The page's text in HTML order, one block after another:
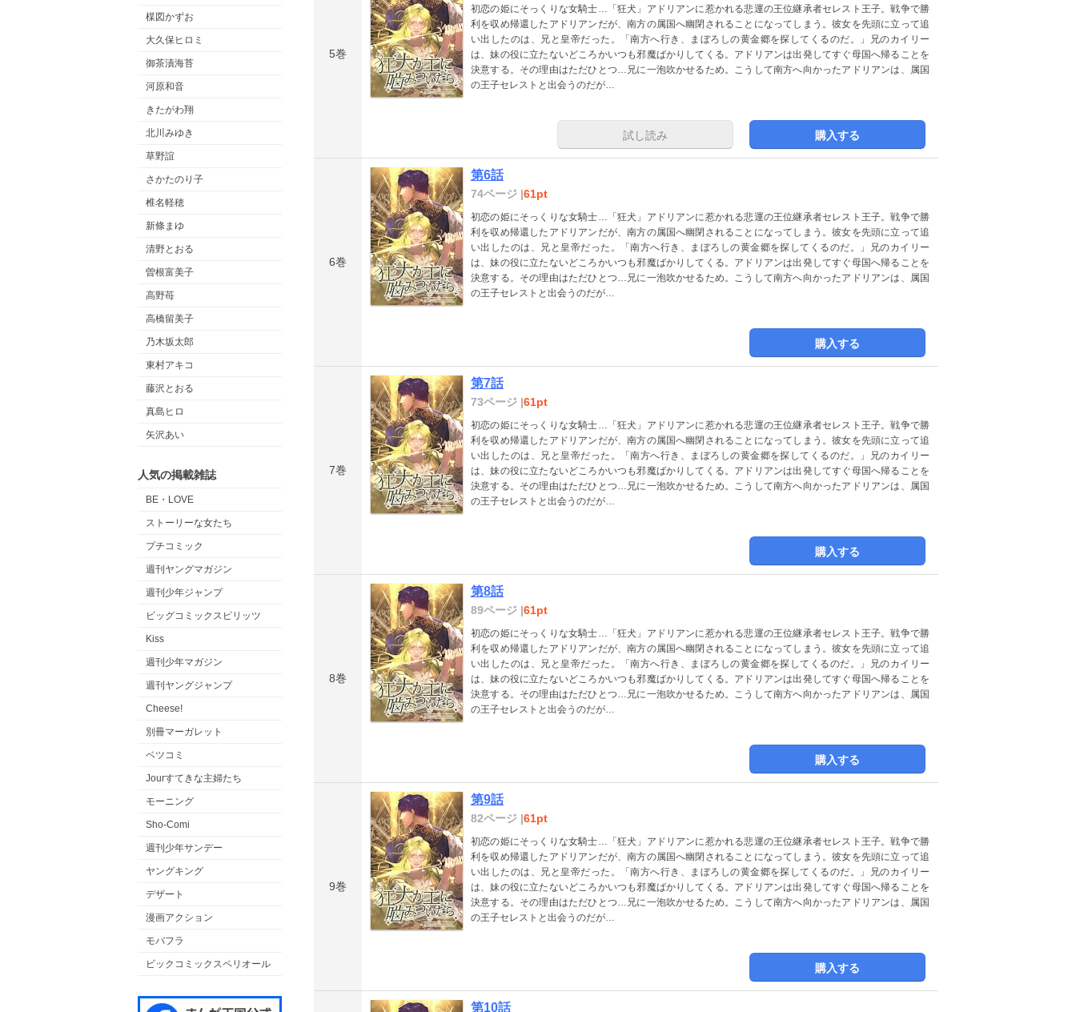
楳図かずお
大久保ヒロミ
御茶漬海苔
河原和音
きたがわ翔
北川みゆき
草野誼
さかたのり子
椎名軽穂
新條まゆ
清野とおる
曽根富美子
高野苺
高橋留美子
乃木坂太郎
東村アキコ
藤沢とおる
真島ヒロ
矢沢あい
人気の掲載雑誌
BE・LOVE
ストーリーな女たち
プチコミック
週刊ヤングマガジン
週刊少年ジャンプ
ビッグコミックスピリッツ
Kiss
週刊少年マガジン
週刊ヤングジャンプ
Cheese!
別冊マーガレット
ベツコミ
Jourすてきな主婦たち
モーニング
Sho-Comi
週刊少年サンデー
ヤングキング
デザート
漫画アクション
モバフラ
ビックコミックスペリオール
5巻
初恋の姫にそっくりな女騎士…「狂犬」アドリアンに惹かれる悲運の王位継承者セレスト王子。戦争で勝
利を収め帰還したアドリアンだが、南方の属国へ幽閉されることになってしまう。彼女を先頭に立って追
い出したのは、兄と皇帝だった。「南方へ行き、まぼろしの黄金郷を探してくるのだ。」兄のカイリー
は、妹の役に立たないどころかいつも邪魔ばかりしてくる。アドリアンは出発してすぐ母国へ帰ることを
決意する。その理由はただひとつ…兄に一泡吹かせるため。こうして南方へ向かったアドリアンは、属国
の王子セレストと出会うのだが…
試し読み 購入する
6巻
第6話
74ページ |61pt
初恋の姫にそっくりな女騎士…「狂犬」アドリアンに惹かれる悲運の王位継承者セレスト王子。戦争で勝
利を収め帰還したアドリアンだが、南方の属国へ幽閉されることになってしまう。彼女を先頭に立って追
い出したのは、兄と皇帝だった。「南方へ行き、まぼろしの黄金郷を探してくるのだ。」兄のカイリー
は、妹の役に立たないどころかいつも邪魔ばかりしてくる。アドリアンは出発してすぐ母国へ帰ることを
決意する。その理由はただひとつ…兄に一泡吹かせるため。こうして南方へ向かったアドリアンは、属国
の王子セレストと出会うのだが…
購入する
7巻
第7話
73ページ |61pt
初恋の姫にそっくりな女騎士…「狂犬」アドリアンに惹かれる悲運の王位継承者セレスト王子。戦争で勝
利を収め帰還したアドリアンだが、南方の属国へ幽閉されることになってしまう。彼女を先頭に立って追
い出したのは、兄と皇帝だった。「南方へ行き、まぼろしの黄金郷を探してくるのだ。」兄のカイリー
は、妹の役に立たないどころかいつも邪魔ばかりしてくる。アドリアンは出発してすぐ母国へ帰ることを
決意する。その理由はただひとつ…兄に一泡吹かせるため。こうして南方へ向かったアドリアンは、属国
の王子セレストと出会うのだが…
購入する
8巻
第8話
89ページ |61pt
初恋の姫にそっくりな女騎士…「狂犬」アドリアンに惹かれる悲運の王位継承者セレスト王子。戦争で勝
利を収め帰還したアドリアンだが、南方の属国へ幽閉されることになってしまう。彼女を先頭に立って追
い出したのは、兄と皇帝だった。「南方へ行き、まぼろしの黄金郷を探してくるのだ。」兄のカイリー
は、妹の役に立たないどころかいつも邪魔ばかりしてくる。アドリアンは出発してすぐ母国へ帰ることを
決意する。その理由はただひとつ…兄に一泡吹かせるため。こうして南方へ向かったアドリアンは、属国
の王子セレストと出会うのだが…
購入する
9巻
第9話
82ページ |61pt
初恋の姫にそっくりな女騎士…「狂犬」アドリアンに惹かれる悲運の王位継承者セレスト王子。戦争で勝
利を収め帰還したアドリアンだが、南方の属国へ幽閉されることになってしまう。彼女を先頭に立って追
い出したのは、兄と皇帝だった。「南方へ行き、まぼろしの黄金郷を探してくるのだ。」兄のカイリー
は、妹の役に立たないどころかいつも邪魔ばかりしてくる。アドリアンは出発してすぐ母国へ帰ることを
決意する。その理由はただひとつ…兄に一泡吹かせるため。こうして南方へ向かったアドリアンは、属国
の王子セレストと出会うのだが…
購入する
第10話